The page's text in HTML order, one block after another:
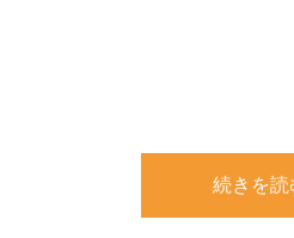
続きを読